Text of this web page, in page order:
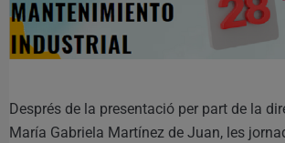
Després de la presentació per part de la
María Gabriela Martínez de Juan, les